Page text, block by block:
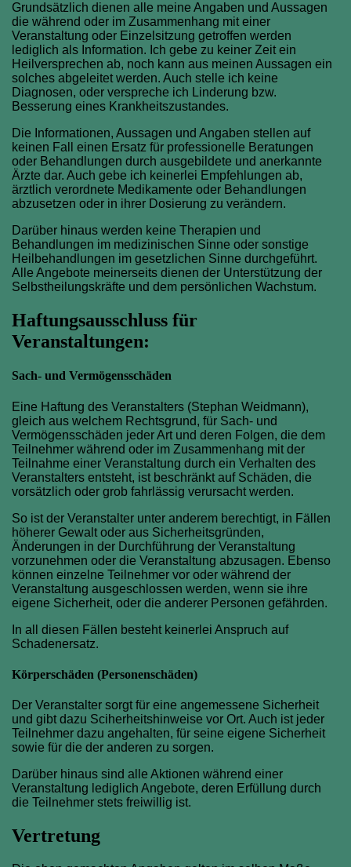
Grundsätzlich dienen alle meine Angaben und Aussagen
die während oder im Zusammenhang mit einer
Veranstaltung oder Einzelsitzung getroffen werden
lediglich als Information. Ich gebe zu keiner Zeit ein
Heilversprechen ab, noch kann aus meinen Aussagen ein
solches abgeleitet werden. Auch stelle ich keine
Diagnosen, oder verspreche ich Linderung bzw.
Besserung eines Krankheitszustandes.
Die Informationen, Aussagen und Angaben stellen auf
keinen Fall einen Ersatz für professionelle Beratungen
oder Behandlungen durch ausgebildete und anerkannte
Ärzte dar. Auch gebe ich keinerlei Empfehlungen ab,
ärztlich verordnete Medikamente oder Behandlungen
abzusetzen oder in ihrer Dosierung zu verändern.
Darüber hinaus werden keine Therapien und
Behandlungen im medizinischen Sinne oder sonstige
Heilbehandlungen im gesetzlichen Sinne durchgeführt.
Alle Angebote meinerseits dienen der Unterstützung der
Selbstheilungskräfte und dem persönlichen Wachstum.
Haftungsausschluss für
Veranstaltungen:
Sach- und Vermögensschäden
Eine Haftung des Veranstalters (Stephan Weidmann),
gleich aus welchem Rechtsgrund, für Sach- und
Vermögensschäden jeder Art und deren Folgen, die dem
Teilnehmer während oder im Zusammenhang mit der
Teilnahme einer Veranstaltung durch ein Verhalten des
Veranstalters entsteht, ist beschränkt auf Schäden, die
vorsätzlich oder grob fahrlässig verursacht werden.
So ist der Veranstalter unter anderem berechtigt, in Fällen
höherer Gewalt oder aus Sicherheitsgründen,
Änderungen in der Durchführung der Veranstaltung
vorzunehmen oder die Veranstaltung abzusagen. Ebenso
können einzelne Teilnehmer vor oder während der
Veranstaltung ausgeschlossen werden, wenn sie ihre
eigene Sicherheit, oder die anderer Personen gefährden.
In all diesen Fällen besteht keinerlei Anspruch auf
Schadenersatz.
Körperschäden (Personenschäden)
Der Veranstalter sorgt für eine angemessene Sicherheit
und gibt dazu Sciherheitshinweise vor Ort. Auch ist jeder
Teilnehmer dazu angehalten, für seine eigene Sicherheit
sowie für die der anderen zu sorgen.
Darüber hinaus sind alle Aktionen während einer
Veranstaltung lediglich Angebote, deren Erfüllung durch
die Teilnehmer stets freiwillig ist.
Vertretung